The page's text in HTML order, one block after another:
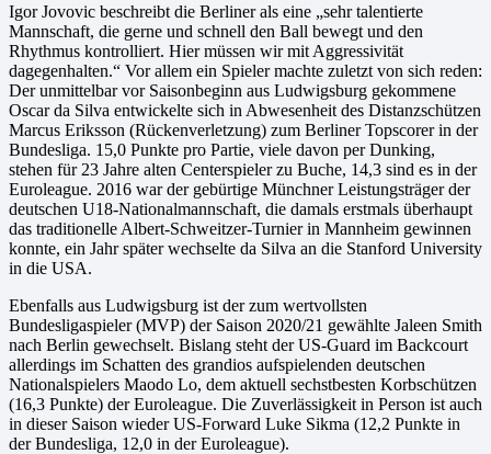
Igor Jovovic beschreibt die Berliner als eine „sehr talentierte
Mannschaft, die gerne und schnell den Ball bewegt und den
Rhythmus kontrolliert. Hier müssen wir mit Aggressivität
dagegenhalten.“ Vor allem ein Spieler machte zuletzt von sich reden:
Der unmittelbar vor Saisonbeginn aus Ludwigsburg gekommene
Oscar da Silva entwickelte sich in Abwesenheit des Distanzschützen
Marcus Eriksson (Rückenverletzung) zum Berliner Topscorer in der
Bundesliga. 15,0 Punkte pro Partie, viele davon per Dunking,
stehen für 23 Jahre alten Centerspieler zu Buche, 14,3 sind es in der
Euroleague. 2016 war der gebürtige Münchner Leistungsträger der
deutschen U18-Nationalmannschaft, die damals erstmals überhaupt
das traditionelle Albert-Schweitzer-Turnier in Mannheim gewinnen
konnte, ein Jahr später wechselte da Silva an die Stanford University
in die USA.
Ebenfalls aus Ludwigsburg ist der zum wertvollsten
Bundesligaspieler (MVP) der Saison 2020/21 gewählte Jaleen Smith
nach Berlin gewechselt. Bislang steht der US-Guard im Backcourt
allerdings im Schatten des grandios aufspielenden deutschen
Nationalspielers Maodo Lo, dem aktuell sechstbesten Korbschützen
(16,3 Punkte) der Euroleague. Die Zuverlässigkeit in Person ist auch
in dieser Saison wieder US-Forward Luke Sikma (12,2 Punkte in
der Bundesliga, 12,0 in der Euroleague).